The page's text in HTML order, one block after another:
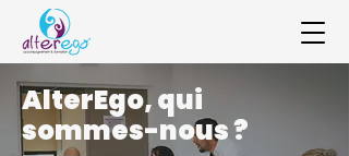
AlterEgo, qui
sommes-nous ?